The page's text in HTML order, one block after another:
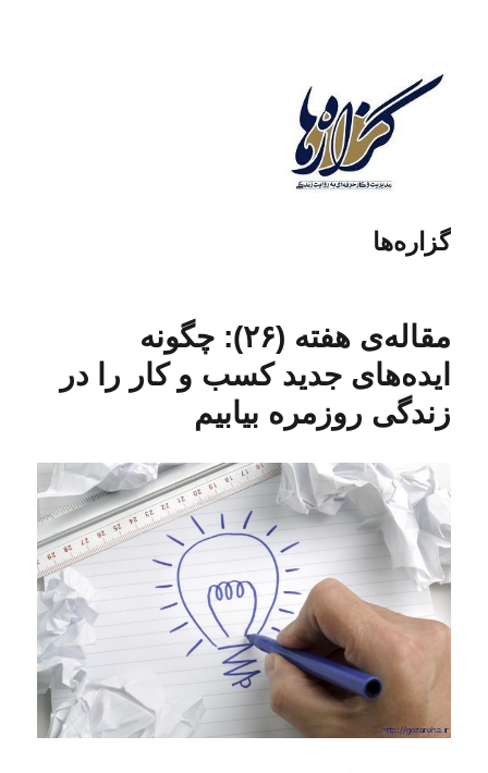
گزاره‌ها
مقاله‌ی هفته (۲۶): چگونه
ایده‌های جدید کسب و کار را در
زندگی روزمره بیابیم